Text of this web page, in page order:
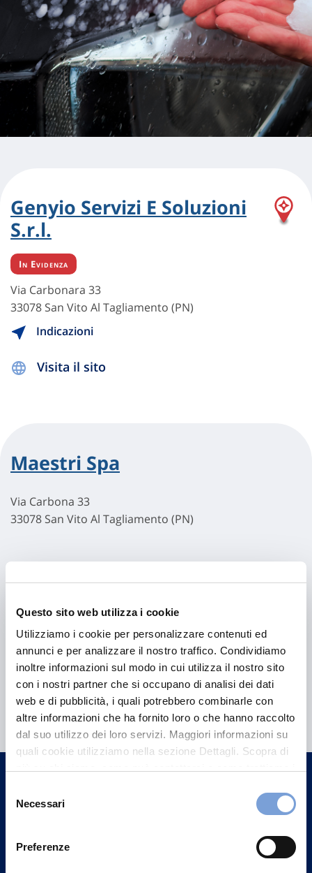
Questo sito web utilizza i cookie
Utilizziamo i cookie per personalizzare contenuti ed
annunci e per analizzare il nostro traffico. Condividiamo
inoltre informazioni sul modo in cui utilizza il nostro sito
con i nostri partner che si occupano di analisi dei dati
web e di pubblicità, i quali potrebbero combinarle con
altre informazioni che ha fornito loro o che hanno raccolto
dal suo utilizzo dei loro servizi. Maggiori informazioni su
quali cookie utilizziamo nella sezione Dettagli. Scopra di
può trovare nel footer del sito nella sezione "Informativa
delNecessari
Preferenze
Genyio Servizi E Soluzioni
S.r.l.
In Evidenza
Via Carbonara 33
33078 San Vito Al Tagliamento (PN)
Indicazioni
Visita il sito
Maestri Spa
Via Carbona 33
33078 San Vito Al Tagliamento (PN)
Hai bisogno di
informazioni?
Trova l'Agenzia più vicina a te e parla con
Contattaci